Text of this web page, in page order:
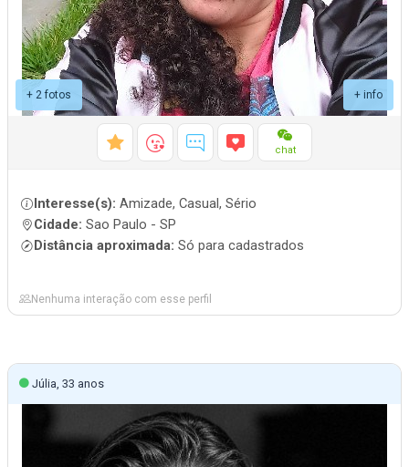
+ 2 fotos + info
chat
Interesse(s): Amizade, Casual, Sério
Cidade: Sao Paulo - SP
Distância aproximada: Só para cadastrados
Nenhuma interação com esse perfil
Júlia, 33 anos